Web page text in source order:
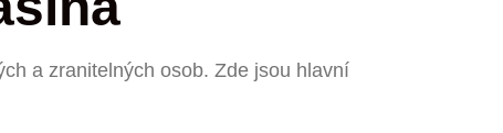
a zranitelných osob. Zde jsou hlavní